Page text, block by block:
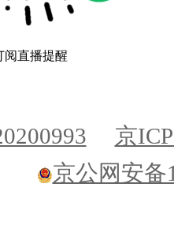
阅直播提醒
京
京公网安备